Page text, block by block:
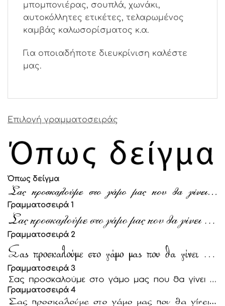
μπομπονιέρας, σουπλά, χωνάκι,
αυτοκόλλητες ετικέτες, τελαρωμένος
καμβάς καλωσορίσματος κ.α.
Για οποιαδήποτε διευκρίνιση καλέστε
μας.
Επιλογή γραμματοσειράς
Όπως δείγμα
Γραμματοσειρά 1
Γραμματοσειρά 2
Γραμματοσειρά 3
Γραμματοσειρά 4